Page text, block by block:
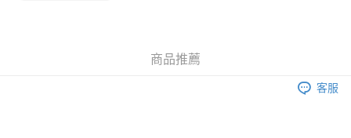
(澳門門市) 只顯示可選門市。確認發貨後2-5個工作天到店，3天內
商品推薦
客服